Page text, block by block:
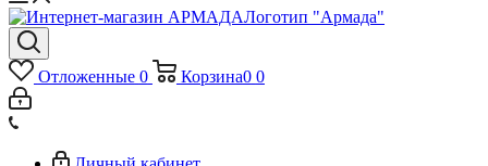
Логотип "Армада"
Отложенные 0 Корзина0 0